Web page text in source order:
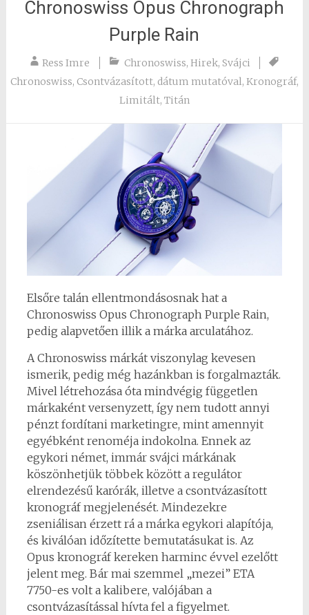
Chronoswiss Opus Chronograph
Purple Rain
Ress Imre Chronoswiss, Hirek, Svájci
Chronoswiss, Csontvázasított, dátum mutatóval, Kronográf,
Limitált, Titán
Elsőre talán ellentmondásosnak hat a
Chronoswiss Opus Chronograph Purple Rain,
pedig alapvetően illik a márka arculatához.
A Chronoswiss márkát viszonylag kevesen
ismerik, pedig még hazánkban is forgalmazták.
Mivel létrehozása óta mindvégig független
márkaként versenyzett, így nem tudott annyi
pénzt fordítani marketingre, mint amennyit
egyébként renoméja indokolna. Ennek az
egykori német, immár svájci márkának
köszönhetjük többek között a regulátor
elrendezésű karórák, illetve a csontvázasított
kronográf megjelenését. Mindezekre
zseniálisan érzett rá a márka egykori alapítója,
és kiválóan időzítette bemutatásukat is. Az
Opus kronográf kereken harminc évvel ezelőtt
jelent meg. Bár mai szemmel „mezei” ETA
7750-es volt a kalibere, valójában a
csontvázasítással hívta fel a figyelmet.